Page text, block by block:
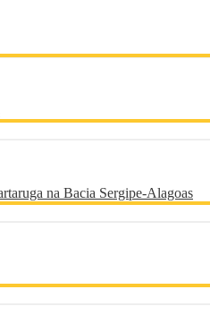
na Bacia Sergipe-Alagoas